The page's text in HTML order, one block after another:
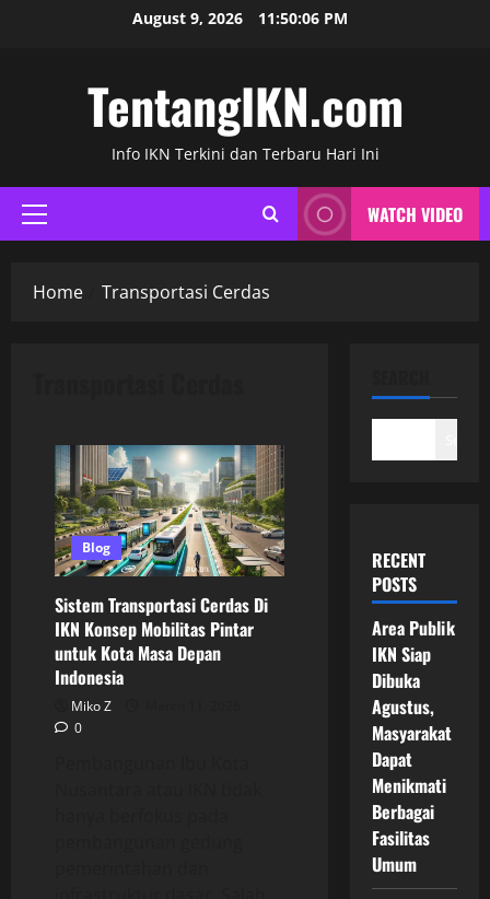
August 9, 2026 11:50:06 PM
TentangIKN.com
Info IKN Terkini dan Terbaru Hari Ini
Primary
Menu
WATCH VIDEO
Home Transportasi Cerdas
Blog
Sistem Transportasi Cerdas Di
IKN Konsep Mobilitas Pintar
untuk Kota Masa Depan
Indonesia
Miko Z
0
RECENT
POSTS
Area Publik
IKN Siap
Dibuka
Agustus,
Masyarakat
Dapat
Menikmati
Berbagai
Fasilitas
Umum